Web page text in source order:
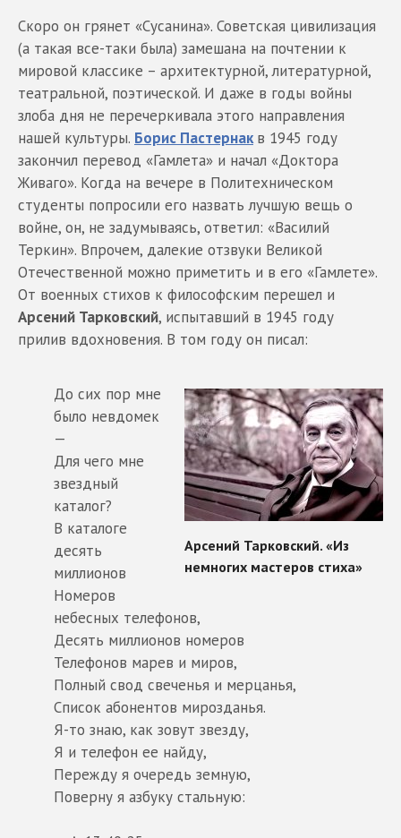
Скоро он грянет «Сусанина». Советская цивилизация
(а такая все-таки была) замешана на почтении к
мировой классике – архитектурной, литературной,
театральной, поэтической. И даже в годы войны
злоба дня не перечеркивала этого направления
нашей культуры. Борис Пастернак в 1945 году
закончил перевод «Гамлета» и начал «Доктора
Живаго». Когда на вечере в Политехническом
студенты попросили его назвать лучшую вещь о
войне, он, не задумываясь, ответил: «Василий
Теркин». Впрочем, далекие отзвуки Великой
Отечественной можно приметить и в его «Гамлете».
От военных стихов к философским перешел и
Арсений Тарковский, испытавший в 1945 году
прилив вдохновения. В том году он писал:
До сих пор мне
было невдомек
—
Для чего мне
звездный
каталог?
В каталоге
десять
миллионов
Номеров
небесных телефонов,
Десять миллионов номеров
Телефонов марев и миров,
Полный свод свеченья и мерцанья,
Список абонентов мирозданья.
Я-то знаю, как зовут звезду,
Я и телефон ее найду,
Пережду я очередь земную,
Поверну я азбуку стальную: